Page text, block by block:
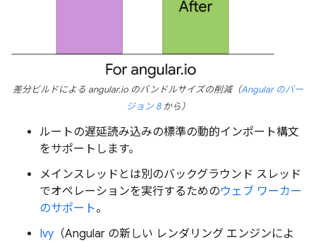
差分ビルドによる angular.io のバンドルサイズの削減（Angular のバー
ジョン 8から）
ルートの遅延読み込みの標準の動的インポート構文
をサポートします。
メインスレッドとは別のバックグラウンド スレッド
でオペレーションを実行するためのウェブ ワーカー
のサポート。
Ivy （Angular の新しい レンダリング エンジンによ